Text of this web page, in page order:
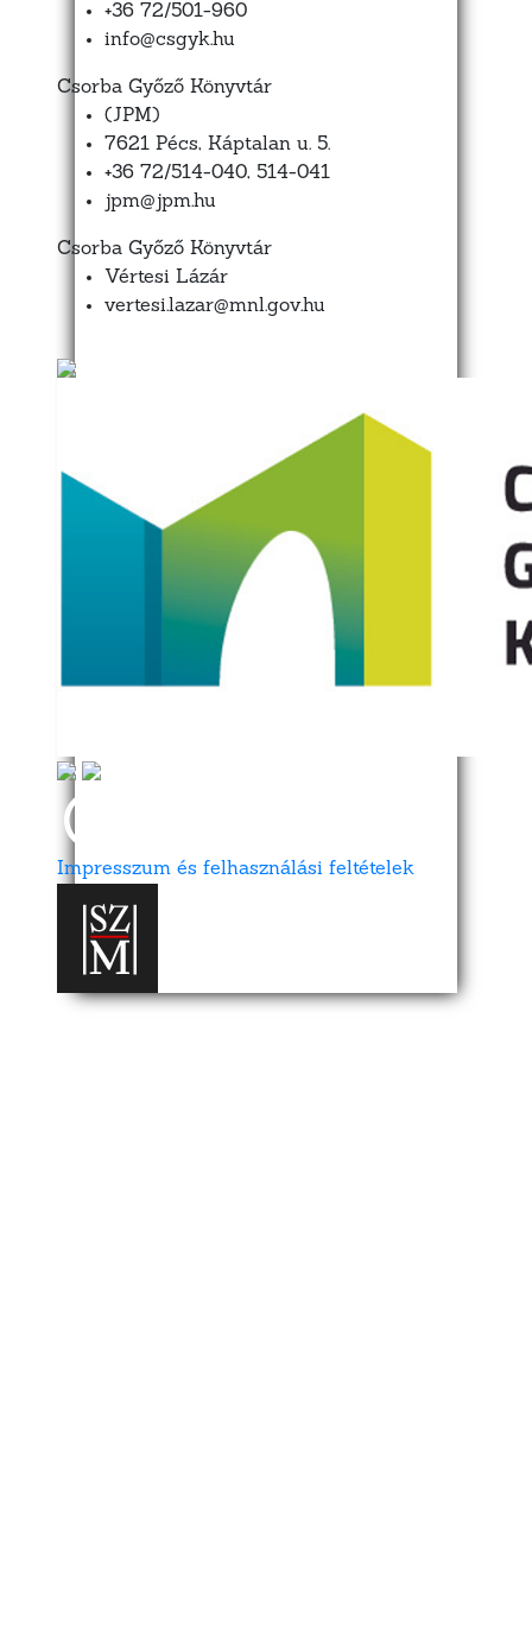
+36 72/501-960
info@csgyk.hu
Csorba Győző Könyvtár
(JPM)
7621 Pécs, Káptalan u. 5.
+36 72/514-040, 514-041
jpm@jpm.hu
Csorba Győző Könyvtár
Vértesi Lázár
vertesi.lazar@mnl.gov.hu
Impresszum és felhasználási feltételek